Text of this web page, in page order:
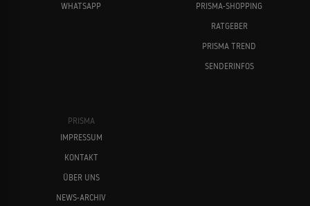
WHATSAPP
PRISMA-SHOPPING
RATGEBER
PRISMA TREND
SENDERINFOS
PRISMA
IMPRESSUM
KONTAKT
ÜBER UNS
NEWS-ARCHIV